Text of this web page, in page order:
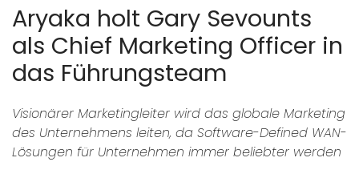
Aryaka holt Gary Sevounts
als Chief Marketing Officer in
das Führungsteam
Visionärer Marketingleiter wird das globale Marketing
des Unternehmens leiten, da Software-Defined WAN-
Lösungen für Unternehmen immer beliebter werden